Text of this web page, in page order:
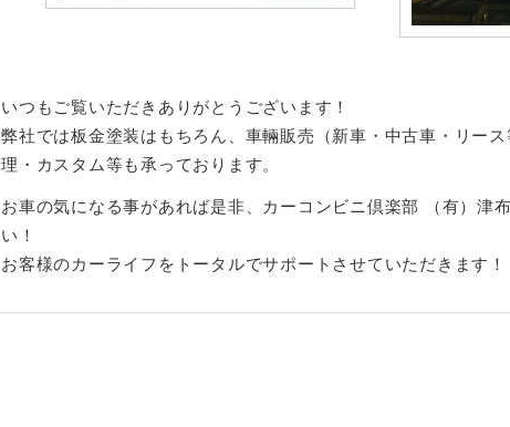
いつもご覧いただきありがとうございます！
弊社では板金塗装はもちろん、車輛販売（新車・中古車・リー
理・カスタム等も承っております。
お車の気になる事があれば是非、カーコンビニ倶楽部 （有）津
い！
お客様のカーライフをトータルでサポートさせていただきます！